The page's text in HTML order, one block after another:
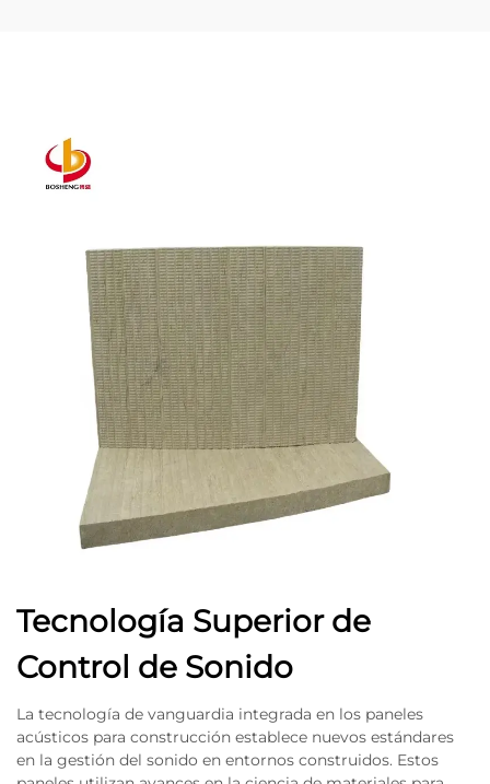
Tecnología Superior de
Control de Sonido
La tecnología de vanguardia integrada en los paneles
acústicos para construcción establece nuevos estándares
en la gestión del sonido en entornos construidos. Estos